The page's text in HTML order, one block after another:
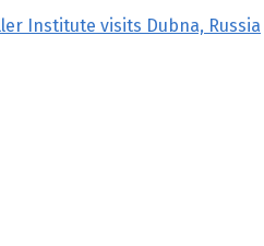
Institute visits Dubna, Russia